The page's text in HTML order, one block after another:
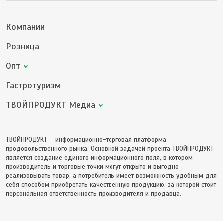
Компании
Розница
Опт
Гастротуризм
ТВОЙПРОДУКТ Медиа
ТВОЙПРОДУКТ – информационно-торговая платформа
продовольственного рынка. Основной задачей проекта ТВОЙПРОДУКТ
является создание единого информационного поля, в котором
производитель и торговые точки могут открыто и выгодно
реализовывать товар, а потребитель имеет возможность удобным для
себя способом приобретать качественную продукцию, за которой стоит
персональная ответственность производителя и продавца.